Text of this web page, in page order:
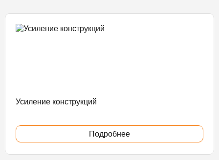
Усиление конструкций
Подробнее